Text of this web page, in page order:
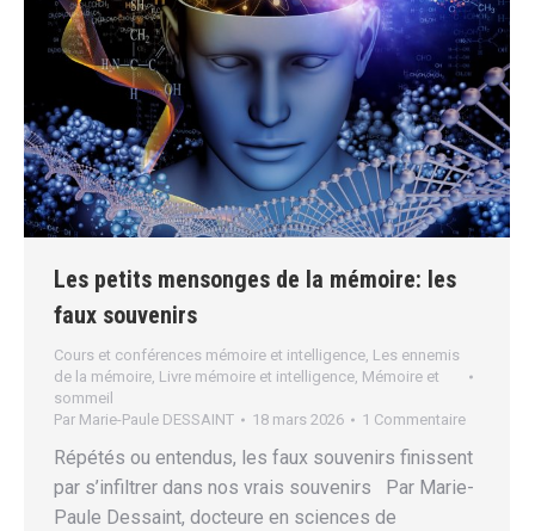
Les petits mensonges de la mémoire: les
faux souvenirs
Cours et conférences mémoire et intelligence Les ennemis
de la mémoire Livre mémoire et intelligence Mémoire et
sommeil
Par Marie-Paule DESSAINT 18 mars 2026 1 Commentaire
Répétés ou entendus, les faux souvenirs finissent
par s’infiltrer dans nos vrais souvenirs Par Marie-
Paule Dessaint, docteure en sciences de